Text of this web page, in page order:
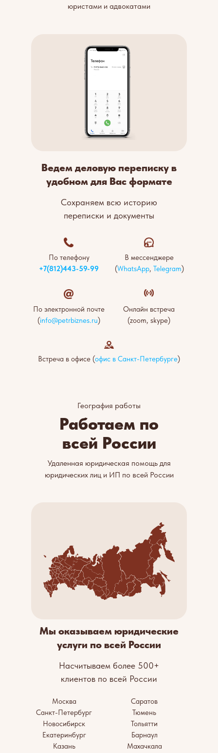
юристами и адвокатами
Ведем деловую переписку в
удобном для Вас формате
Сохраняем всю историю
переписки и документы
По телефону
+7(812)443-59-99
В мессенджере
(WhatsApp, Telegram)
По электронной почте
(info@petrbiznes.ru)
Онлайн встреча
(zoom, skype)
Встреча в офисе (офис в Санкт-Петербурге)
Работаем по
всей России
География работы
Удаленная юридическая помощь для
юридических лиц и ИП по всей России
Мы оказываем юридические
услуги по всей России
Москва
Санкт-Петербург
Новосибирск
Екатеринбург
Казань
Саратов
Тюмень
Тольятти
Барнаул
Махачкала
Насчитываем более 500+
клиентов по всей России